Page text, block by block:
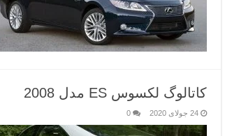
کاتالوگ لکسوس ES مدل 2008
24 جولای 2020 0